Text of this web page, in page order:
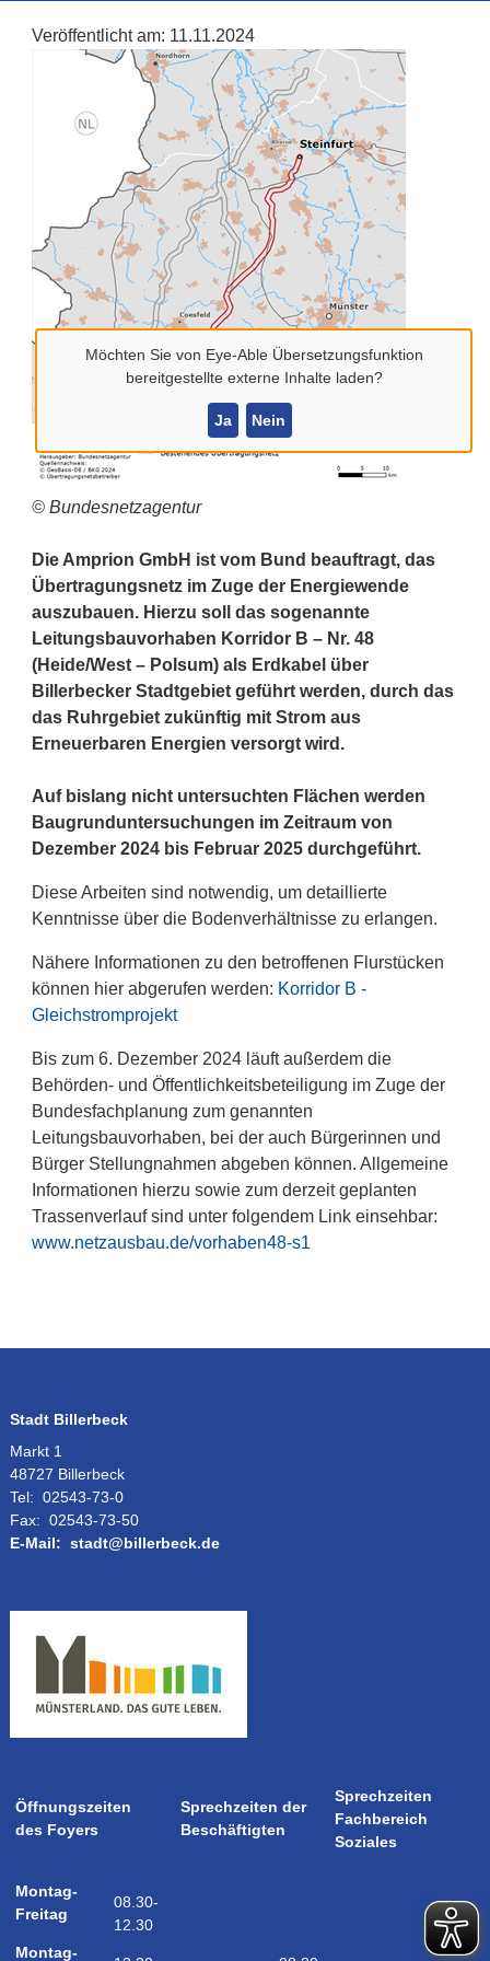
Möchten Sie von Eye-Able Übersetzungsfunktion
bereitgestellte externe Inhalte laden?
Ja Nein
Veröffentlicht am: 11.11.2024
© Bundesnetzagentur
Die Amprion GmbH ist vom Bund beauftragt, das
Übertragungsnetz im Zuge der Energiewende
auszubauen. Hierzu soll das sogenannte
Leitungsbauvorhaben Korridor B – Nr. 48
(Heide/West – Polsum) als Erdkabel über
Billerbecker Stadtgebiet geführt werden, durch das
das Ruhrgebiet zukünftig mit Strom aus
Erneuerbaren Energien versorgt wird.
Auf bislang nicht untersuchten Flächen werden
Baugrunduntersuchungen im Zeitraum von
Dezember 2024 bis Februar 2025 durchgeführt.
Diese Arbeiten sind notwendig, um detaillierte
Kenntnisse über die Bodenverhältnisse zu erlangen.
Nähere Informationen zu den betroffenen Flurstücken
können hier abgerufen werden: Korridor B -
Gleichstromprojekt
Bis zum 6. Dezember 2024 läuft außerdem die
Behörden- und Öffentlichkeitsbeteiligung im Zuge der
Bundesfachplanung zum genannten
Leitungsbauvorhaben, bei der auch Bürgerinnen und
Bürger Stellungnahmen abgeben können. Allgemeine
Informationen hierzu sowie zum derzeit geplanten
Trassenverlauf sind unter folgendem Link einsehbar:
www.netzausbau.de/vorhaben48-s1
Stadt Billerbeck
Markt 1
48727 Billerbeck
Tel: 02543-73-0
Fax: 02543-73-50
E-Mail: stadt@billerbeck.de
Öffnungszeiten
des Foyers
Sprechzeiten der
Beschäftigten
Sprechzeiten
Fachbereich
Soziales
Montag-
Freitag
Montag-
08.30-
12.30